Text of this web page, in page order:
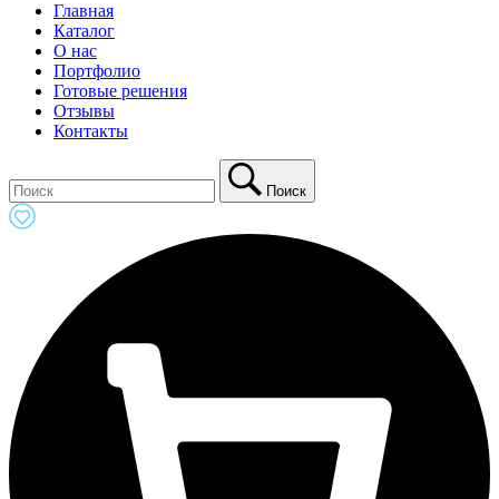
Главная
Каталог
О нас
Портфолио
Готовые решения
Отзывы
Контакты
Поиск